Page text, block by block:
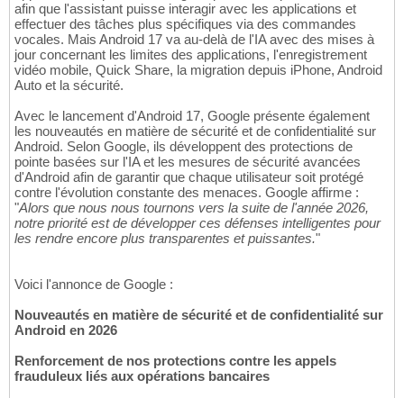
afin que l'assistant puisse interagir avec les applications et
effectuer des tâches plus spécifiques via des commandes
vocales. Mais Android 17 va au-delà de l'IA avec des mises à
jour concernant les limites des applications, l'enregistrement
vidéo mobile, Quick Share, la migration depuis iPhone, Android
Auto et la sécurité.
Avec le lancement d'Android 17, Google présente également
les nouveautés en matière de sécurité et de confidentialité sur
Android. Selon Google, ils développent des protections de
pointe basées sur l'IA et les mesures de sécurité avancées
d'Android afin de garantir que chaque utilisateur soit protégé
contre l'évolution constante des menaces. Google affirme :
"Alors que nous nous tournons vers la suite de l'année 2026,
notre priorité est de développer ces défenses intelligentes pour
les rendre encore plus transparentes et puissantes."
Voici l'annonce de Google :
Nouveautés en matière de sécurité et de confidentialité sur
Android en 2026
Renforcement de nos protections contre les appels
frauduleux liés aux opérations bancaires